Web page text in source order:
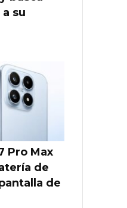
su
Pro Max
de
de